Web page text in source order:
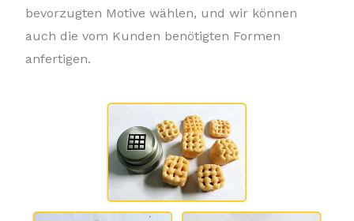
bevorzugten Motive wählen, und wir können
auch die vom Kunden benötigten Formen
anfertigen.